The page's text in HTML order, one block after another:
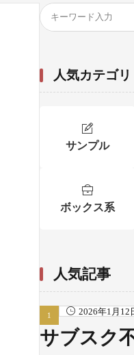
人気カテゴリ
サンプル
ボックス系
人気記事
2026年1月12
サブスク